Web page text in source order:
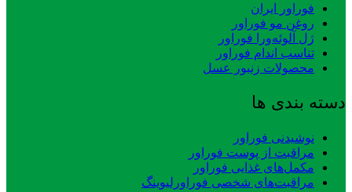
فوراور ایران
روغن مو فوراور
ژل آلوئه‌ورا فوراور
تناسب اندام فوراور
محصولات زنبور عسل
دسته بندی ها
نوشیدنی فوراور
مراقبت از پوست فوراور
مکمل‌های غذایی فوراور
مراقبت‌های شخصی فوراورلیوینگ